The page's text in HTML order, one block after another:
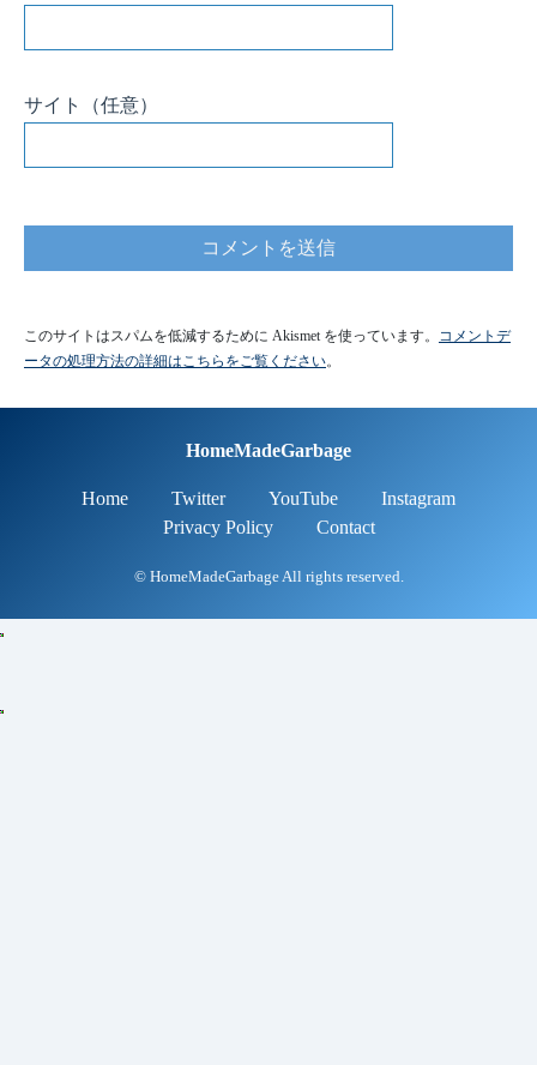
サイト （任意）
このサイトはスパムを低減するために Akismet を使っています。 コメントデ
ータの処理方法の詳細はこちらをご覧ください。
HomeMadeGarbage
Home Twitter YouTube
Instagram
Privacy Policy
Contact
© HomeMadeGarbage All rights reserved.